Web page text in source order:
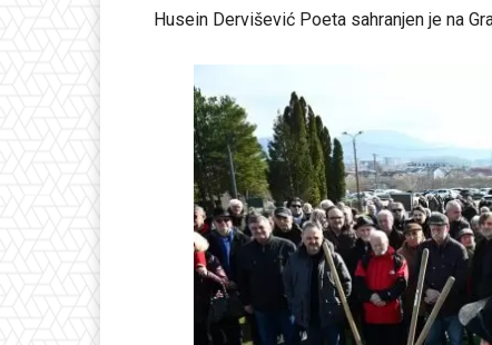
Husein Dervišević Poeta sahranjen je na